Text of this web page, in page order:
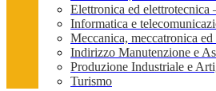
Elettronica ed elettrotecnica
Informatica e
Meccanica, meccatronica
Indirizzo Manutenzione e
Produzione Industriale e
Turismo